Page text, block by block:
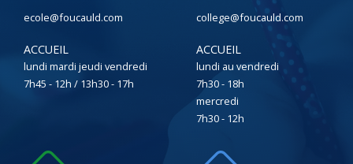
ecole@foucauld.com
ACCUEIL
lundi mardi jeudi vendredi
7h45 - 12h / 13h30 - 17h
college@foucauld.com
ACCUEIL
lundi au vendredi
7h30 - 18h
mercredi
7h30 - 12h